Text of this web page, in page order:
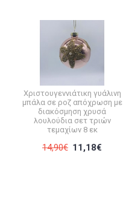
Χριστουγεννιάτικη γυάλινη
μπάλα σε ροζ απόχρωση με
διακόσμηση χρυσά
λουλούδια σετ τριών
τεμαχίων 8 εκ
14,90€ 11,18€